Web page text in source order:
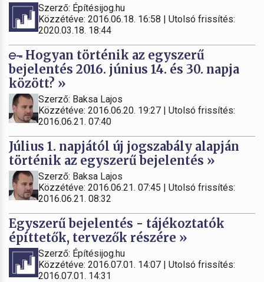
Szerző: Építésijog.hu
Közzétéve: 2016.06.18. 16:58 | Utolsó frissítés:
2020.03.18. 18:44
Hogyan történik az egyszerű
bejelentés 2016. június 14. és 30. napja
között? »
Szerző: Baksa Lajos
Közzétéve: 2016.06.20. 19:27 | Utolsó frissítés:
2016.06.21. 07:40
Július 1. napjától új jogszabály alapján
történik az egyszerű bejelentés »
Szerző: Baksa Lajos
Közzétéve: 2016.06.21. 07:45 | Utolsó frissítés:
2016.06.21. 08:32
Egyszerű bejelentés - tájékoztatók
építtetők, tervezők részére »
Szerző: Építésijog.hu
Közzétéve: 2016.07.01. 14:07 | Utolsó frissítés:
2016.07.01. 14:31